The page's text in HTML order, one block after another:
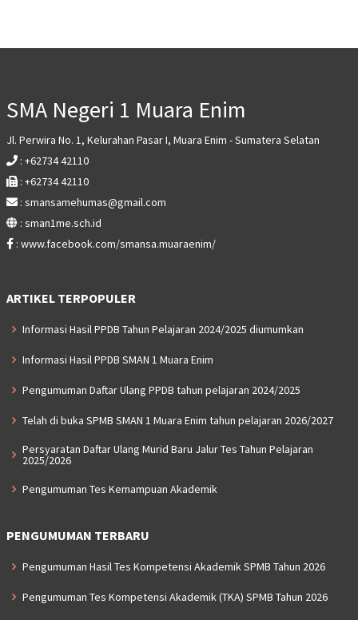
SMA Negeri 1 Muara Enim
Jl. Perwira No. 1, Kelurahan Pasar I, Muara Enim - Sumatera Selatan
: +62734 42110
: +62734 42110
: smansamehumas@gmail.com
: sman1me.sch.id
: www.facebook.com/smansa.muaraenim/
ARTIKEL TERPOPULER
Informasi Hasil PPDB Tahun Pelajaran 2024/2025 diumumkan
Informasi Hasil PPDB SMAN 1 Muara Enim
Pengumuman Daftar Ulang PPDB tahun pelajaran 2024/2025
Telah di buka SPMB SMAN 1 Muara Enim tahun pelajaran 2026/2027
Persyaratan Daftar Ulang Murid Baru Jalur Tes Tahun Pelajaran
2025/2026
Pengumuman Tes Kemampuan Akademik
PENGUMUMAN TERBARU
Pengumuman Hasil Tes Kompetensi Akademik SPMB Tahun 2026
Pengumuman Tes Kompetensi Akademik (TKA) SPMB Tahun 2026